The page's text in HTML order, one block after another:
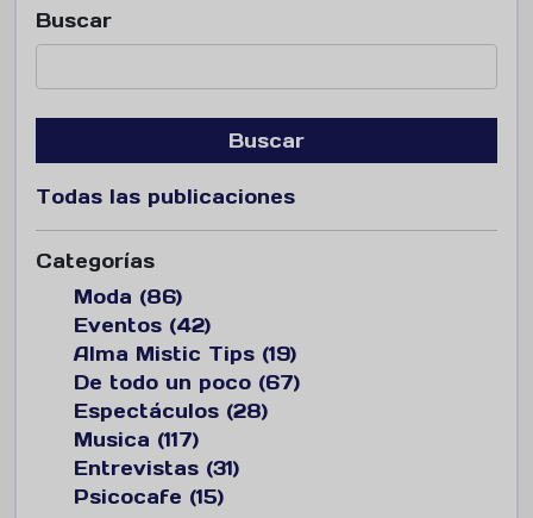
Buscar
Buscar
Todas las publicaciones
Categorías
Moda (86)
Eventos (42)
Alma Mistic Tips (19)
De todo un poco (67)
Espectáculos (28)
Musica (117)
Entrevistas (31)
Psicocafe (15)